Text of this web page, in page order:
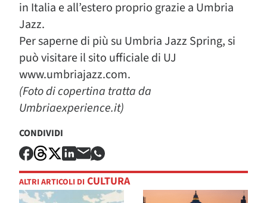
in Italia e all’estero proprio grazie a Umbria
Jazz.
Per saperne di più su Umbria Jazz Spring, si
può visitare il sito ufficiale di UJ
www.umbriajazz.com.
(Foto di copertina tratta da
Umbriaexperience.it)
CONDIVIDI
ALTRI ARTICOLI DI CULTURA